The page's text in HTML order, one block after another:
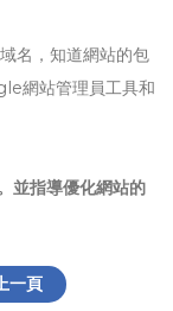
名，知道網站的包
網站管理員工具和
並指導優化網站的
一頁